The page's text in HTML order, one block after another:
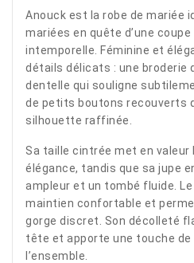
Anouck est la robe de mariée
mariées en quête d’une
intemporelle. Féminine et
détails délicats : une broderie
dentelle qui souligne
de petits boutons recouverts
silhouette raffinée.
Sa taille cintrée met en valeur
élégance, tandis que sa jupe
ampleur et un tombé fluide.
maintien confortable et
gorge discret. Son décolleté
tête et apporte une touche de
l’ensemble.